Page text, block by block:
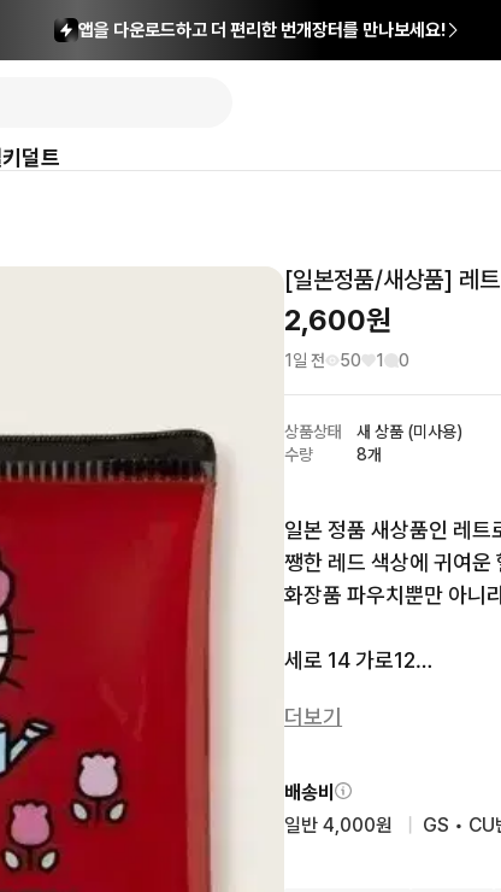
앱을 다운로드하고 더 편리한 번개장터를 만나보세요!
키덜트
[일본정품/새상품] 레
2,600원
1일 전 50 1 0
상품상태
새 상품 (미사용)
수량
8개
일본 정품 새상품인 레트
쨍한 레드 색상에 귀여운
화장품 파우치뿐만 아니
세로 14 가로12
•정품 캐릭터 박스 좋아하
(산리오, 짱구, 지브리, 리
더보기
배송비
일반 4,000원
GS •